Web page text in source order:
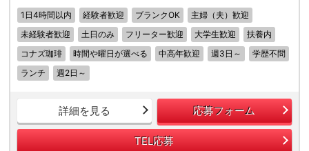
1日4時間以内 経験者歓迎 ブランクOK
主婦（夫）歓迎
未経験者歓迎
土日のみ フリーター歓迎 大学生歓迎
扶養内
コナズ珈琲
時間や曜日が選べる 中高年歓迎 週3日～
学歴不問
ランチ
週2日～
詳細を見る 応募フォーム
TEL応募